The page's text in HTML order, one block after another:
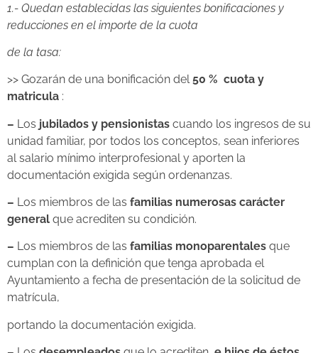
1.- Quedan establecidas las siguientes bonificaciones y
reducciones en el importe de la cuota
de la tasa:
>> Gozarán de una bonificación del50 % cuota y
matricula :
– Los jubilados y pensionistas cuando los ingresos de su
unidad familiar, por todos los conceptos, sean inferiores
al salario mínimo interprofesional y aporten la
documentación exigida según ordenanzas.
– Los miembros de las familias numerosas carácter
general que acrediten su condición.
– Los miembros de las familias monoparentales que
cumplan con la definición que tenga aprobada el
Ayuntamiento a fecha de presentación de la solicitud de
matrícula,
portando la documentación exigida.